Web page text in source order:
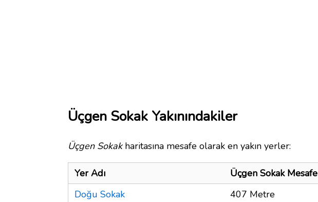
Üçgen Sokak Yakınındakiler
Üçgen Sokakharitasına mesafe olarak en yakın yerler:
Yer Adı
Üçgen Sokak Mesafe
Doğu Sokak
407 Metre